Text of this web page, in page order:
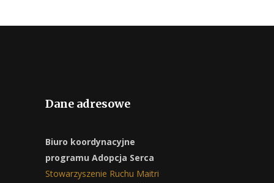
Dane adresowe
Biuro koordynacyjne
programu Adopcja Serca
Stowarzyszenie Ruchu Maitri